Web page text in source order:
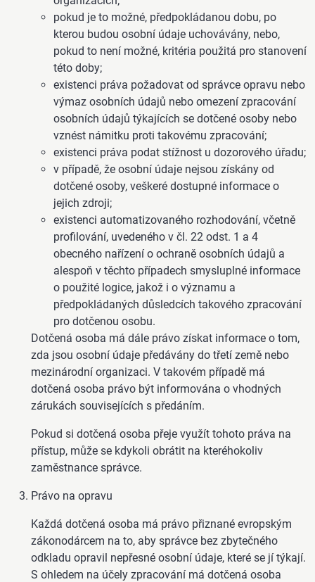
pokud je to možné, předpokládanou dobu, po
kterou budou osobní údaje uchovávány, nebo,
pokud to není možné, kritéria použitá pro stanovení
této doby;
existenci práva požadovat od správce opravu nebo
výmaz osobních údajů nebo omezení zpracování
osobních údajů týkajících se dotčené osoby nebo
vznést námitku proti takovému zpracování;
existenci práva podat stížnost u dozorového úřadu;
v případě, že osobní údaje nejsou získány od
dotčené osoby, veškeré dostupné informace o
jejich zdroji;
existenci automatizovaného rozhodování, včetně
profilování, uvedeného v čl. 22 odst. 1 a 4
obecného nařízení o ochraně osobních údajů a
alespoň v těchto případech smysluplné informace
o použité logice, jakož i o významu a
předpokládaných důsledcích takového zpracování
pro dotčenou osobu.
Dotčená osoba má dále právo získat informace o tom,
zda jsou osobní údaje předávány do třetí země nebo
mezinárodní organizaci. V takovém případě má
dotčená osoba právo být informována o vhodných
zárukách souvisejících s předáním.
Pokud si dotčená osoba přeje využít tohoto práva na
přístup, může se kdykoli obrátit na kteréhokoliv
zaměstnance správce.
Právo na opravu
Každá dotčená osoba má právo přiznané evropským
zákonodárcem na to, aby správce bez zbytečného
odkladu opravil nepřesné osobní údaje, které se jí týkají.
S ohledem na účely zpracování má dotčená osoba